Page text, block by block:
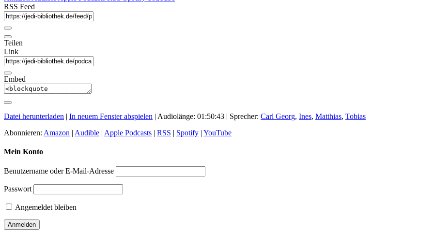
RSS Feed
Teilen
Link
Embed
Datei herunterladen | In neuem Fenster abspielen | Audiolänge: 01:50:43 | Sprecher: Carl Georg, Ines, Matthias, Tobias
Abonnieren: Amazon | Audible | Apple Podcasts | RSS | Spotify | YouTube
Mein Konto
Benutzername oder E-Mail-Adresse
Passwort
Angemeldet bleiben